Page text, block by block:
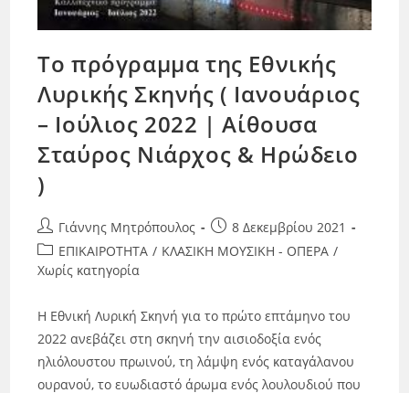
To πρόγραμμα της Εθνικής
Λυρικής Σκηνής ( Ιανουάριος
– Ιούλιος 2022 | Αίθουσα
Σταύρος Νιάρχος & Ηρώδειο
)
Γιάννης Μητρόπουλος
8 Δεκεμβρίου 2021
ΕΠΙΚΑΙΡΟΤΗΤΑ / ΚΛΑΣΙΚΗ ΜΟΥΣΙΚΗ - ΟΠΕΡΑ /
Χωρίς κατηγορία
Η Εθνική Λυρική Σκηνή για το πρώτο επτάμηνο του
2022 ανεβάζει στη σκηνή την αισιοδοξία ενός
ηλιόλουστου πρωινού, τη λάμψη ενός καταγάλανου
ουρανού, το ευωδιαστό άρωμα ενός λουλουδιού που